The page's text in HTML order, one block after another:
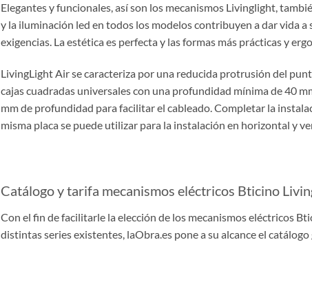
Elegantes y funcionales, así son los mecanismos Livinglight,
y la iluminación led en todos los modelos contribuyen a dar vida
exigencias. La estética es perfecta y las formas más prácticas y
LivingLight Air se caracteriza por una reducida protrusión del
cajas cuadradas universales con una profundidad mínima de 40
mm de profundidad para facilitar el cableado. Completar la
misma placa se puede utilizar para la instalación en horizontal y
Catálogo y tarifa mecanismos eléctricos Bticino
Con el fin de facilitarle la elección de los mecanismos eléctricos
distintas series existentes, laObra.es pone a su alcance el